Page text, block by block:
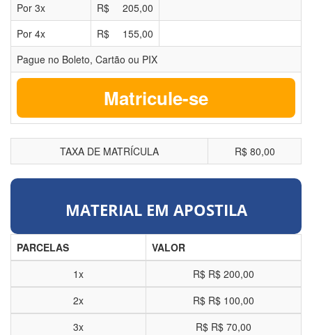
Por 3x R$
205,00
Por 4x R$
155,00
Pague no Boleto, Cartão ou PIX
Matricule-se
TAXA DE MATRÍCULA R$ 80,00
MATERIAL EM APOSTILA
PARCELAS
VALOR
1x
R$ R$ 200,00
2x
R$ R$ 100,00
3x
R$ R$ 70,00